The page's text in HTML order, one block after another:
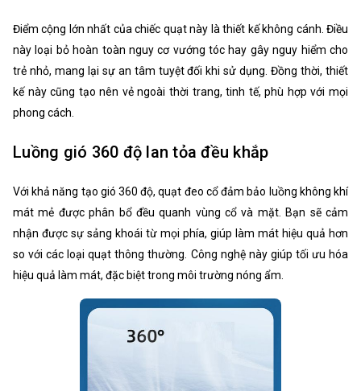
Điểm cộng lớn nhất của chiếc quạt này là thiết kế không cánh. Điều
này loại bỏ hoàn toàn nguy cơ vướng tóc hay gây nguy hiểm cho
trẻ nhỏ, mang lại sự an tâm tuyệt đối khi sử dụng. Đồng thời, thiết
kế này cũng tạo nên vẻ ngoài thời trang, tinh tế, phù hợp với mọi
phong cách.
Luồng gió 360 độ lan tỏa đều khắp
Với khả năng tạo gió 360 độ, quạt đeo cổ đảm bảo luồng không khí
mát mẻ được phân bổ đều quanh vùng cổ và mặt. Bạn sẽ cảm
nhận được sự sảng khoái từ mọi phía, giúp làm mát hiệu quả hơn
so với các loại quạt thông thường. Công nghệ này giúp tối ưu hóa
hiệu quả làm mát, đặc biệt trong môi trường nóng ẩm.